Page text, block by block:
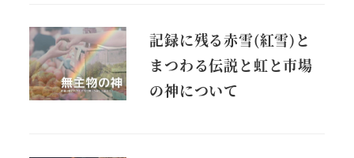
記録に残る赤雪(紅雪)と
まつわる伝説と虹と市場
の神について